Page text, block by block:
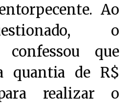
Ao
o
confessou que
quantia de R$
realizar o